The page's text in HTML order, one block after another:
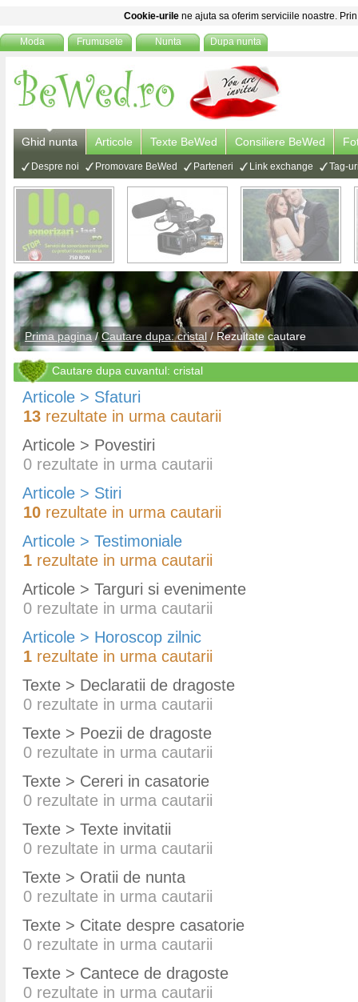
Cookie-urile ne ajuta sa oferim serviciile noastre.
Moda Frumusete Nunta Dupa nunta
Ghid nunta Articole Texte BeWed Consiliere BeWed
Despre noi Promovare BeWed Parteneri Link exchange Tag-
Prima pagina/Cautare dupa: cristal / Rezultate cautare
Cautare dupa cuvantul: cristal
Articole > Sfaturi
13 rezultate in urma cautarii
Articole > Povestiri
0 rezultate in urma cautarii
Articole > Stiri
10 rezultate in urma cautarii
Articole > Testimoniale
1 rezultate in urma cautarii
Articole > Targuri si evenimente
0 rezultate in urma cautarii
Articole > Horoscop zilnic
1 rezultate in urma cautarii
Texte > Declaratii de dragoste
0 rezultate in urma cautarii
Texte > Poezii de dragoste
0 rezultate in urma cautarii
Texte > Cereri in casatorie
0 rezultate in urma cautarii
Texte > Texte invitatii
0 rezultate in urma cautarii
Texte > Oratii de nunta
0 rezultate in urma cautarii
Texte > Citate despre casatorie
0 rezultate in urma cautarii
Texte > Cantece de dragoste
0 rezultate in urma cautarii